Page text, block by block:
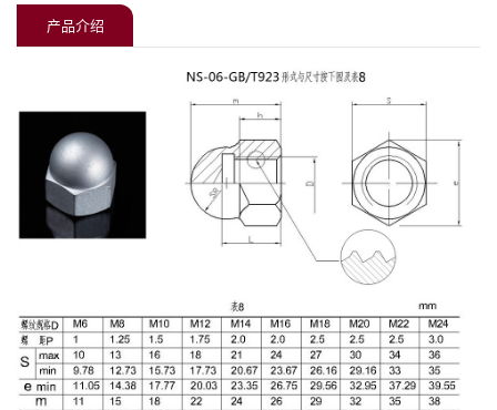
产品介绍